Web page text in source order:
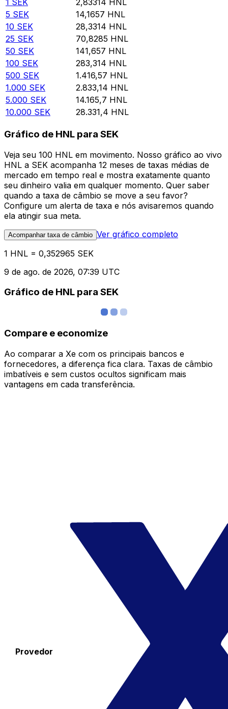
1 SEK 2,83314 HNL
5 SEK 14,1657 HNL
10 SEK 28,3314 HNL
25 SEK 70,8285 HNL
50 SEK 141,657 HNL
100 SEK 283,314 HNL
500 SEK 1.416,57 HNL
1.000 SEK 2.833,14 HNL
5.000 SEK 14.165,7 HNL
10.000 SEK 28.331,4 HNL
Gráfico de HNL para SEK
Veja seu 100 HNL em movimento. Nosso gráfico ao vivo
HNL a SEK acompanha 12 meses de taxas médias de
mercado em tempo real e mostra exatamente quanto
seu dinheiro valia em qualquer momento. Quer saber
quando a taxa de câmbio se move a seu favor?
Configure um alerta de taxa e nós avisaremos quando
ela atingir sua meta.
Acompanhar taxa de câmbio Ver gráfico completo
1 HNL = 0,352965 SEK
9 de ago. de 2026, 07:39 UTC
Gráfico de HNL para SEK
Compare e economize
Ao comparar a Xe com os principais bancos e
fornecedores, a diferença fica clara. Taxas de câmbio
imbatíveis e sem custos ocultos significam mais
vantagens em cada transferência.
Provedor